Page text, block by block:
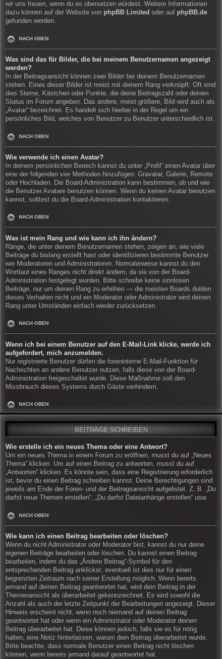
wir uns freuen, wenn du es übersetzen würdest. Weitere Informationen
dazu können auf der Website von phpBB Limited oder auf phpBB.de
gefunden werden.
NACH OBEN
Was sind das für Bilder, die bei meinem Benutzernamen angezeigt
werden?
In der Beitragsansicht können zwei Bilder bei deinem Benutzernamen
stehen. Eines dieser Bilder ist meist mit deinem Rang verknüpft: Oft sind
dies Sterne, Kästchen oder Punkte, die deine Beitragszahl oder deinen
Status im Forum angeben. Das andere, meist größere, Bild wird auch als
„Avatar“ bezeichnet. Es handelt sich hierbei in der Regel um ein
persönliches Bild, welches von Benutzer zu Benutzer unterschiedlich ist.
NACH OBEN
Wie verwende ich einen Avatar?
In deinem persönlichen Bereich kannst du unter „Profil“ einen Avatar über
eine der folgenden vier Methoden hinzufügen: Gravatar, Galerie, Remote
oder Hochladen. Die Board-Administration kann bestimmen, ob und wie
die Benutzer Avatare benutzen können. Wenn du keinen Avatar benutzen
kannst, solltest du die Board-Administration kontaktieren.
NACH OBEN
Was ist mein Rang und wie kann ich ihn ändern?
Ränge, die unter deinem Benutzernamen stehen, zeigen an, wie viele
Beiträge du bislang erstellt hast oder identifizieren bestimmte Benutzer
wie Moderatoren und Administratoren. Normalerweise kannst du den
Wortlaut eines Ranges nicht direkt ändern, da sie von der Board-
Administration festgelegt wurden. Bitte schreibe keine sinnlosen
Beiträge, nur um deinen Rang zu erhöhen — die meisten Boards dulden
dieses Verhalten nicht und ein Moderator oder Administrator wird deinen
Rang unter Umständen einfach wieder zurücksetzen.
NACH OBEN
Wenn ich bei einem Benutzer auf den E-Mail-Link klicke, werde ich
aufgefordert, mich anzumelden.
Nur registrierte Benutzer dürfen die foreninterne E-Mail-Funktion für
Nachrichten an andere Benutzer nutzen, falls diese von der Board-
Administration freigeschaltet wurde. Diese Maßnahme soll den
Missbrauch dieses Systems durch Gäste verhindern.
NACH OBEN
BEITRÄGE SCHREIBEN
Wie erstelle ich ein neues Thema oder eine Antwort?
Um ein neues Thema in einem Forum zu eröffnen, musst du auf „Neues
Thema“ klicken. Um auf einen Beitrag zu antworten, musst du auf
„Antworten“ klicken. Es könnte sein, dass eine Registrierung erforderlich
ist, bevor du einen Beitrag schreiben kannst. Deine Berechtigungen sind
jeweils am Ende der Foren- und der Beitragsansicht aufgelistet. Z. B. „Du
darfst neue Themen erstellen“, „Du darfst Dateianhänge erstellen“ usw.
NACH OBEN
Wie kann ich einen Beitrag bearbeiten oder löschen?
Wenn du nicht Administrator oder Moderator bist, kannst du nur deine
eigenen Beiträge bearbeiten oder löschen. Du kannst einen Beitrag
bearbeiten, indem du das „Ändere Beitrag“-Symbol für den
entsprechenden Beitrag anklickst; eventuell ist dies nur für einen
begrenzten Zeitraum nach seiner Erstellung möglich. Wenn bereits
jemand auf deinen Beitrag geantwortet hat, wird dein Beitrag in der
Themenansicht als überarbeitet gekennzeichnet. Es wird sowohl die
Anzahl als auch der letzte Zeitpunkt der Bearbeitungen angezeigt. Dieser
Hinweis erscheint nicht, wenn noch niemand auf deinen Beitrag
geantwortet hat oder wenn ein Administrator oder Moderator deinen
Beitrag überarbeitet hat. Diese können jedoch, falls sie es für nötig
halten, eine Notiz hinterlassen, warum dein Beitrag überarbeitet wurde.
Bitte beachte, dass normale Benutzer einen Beitrag nicht löschen
können, wenn bereits jemand darauf geantwortet hat.